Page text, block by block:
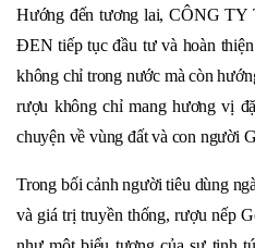
Hướng đến tương lai, CÔNG
ĐEN tiếp tục đầu tư và hoàn
không chỉ trong nước mà còn
rượu không chỉ mang hương vị
chuyện về vùng đất và con người
Trong bối cảnh người tiêu dùng
và giá trị truyền thống, rượu nếp